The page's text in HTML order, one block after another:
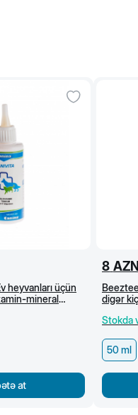
heyvanları üçün
mineral
at
8 AZN
digər
Stokda
50 ml